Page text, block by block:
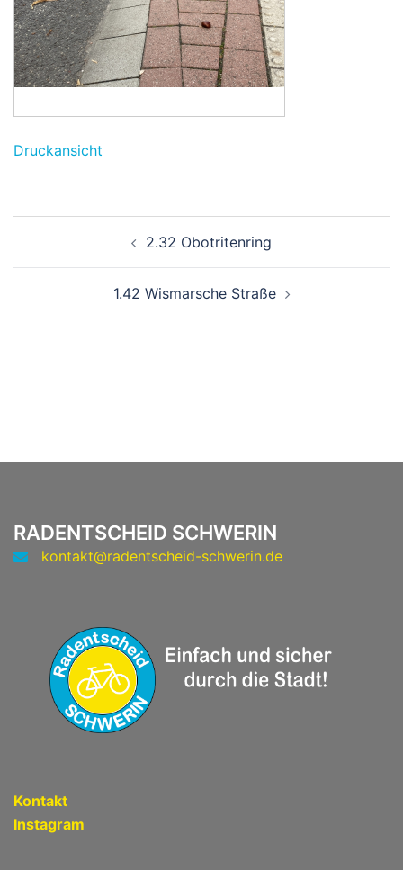
Druckansicht
2.32 Obotritenring
1.42 Wismarsche Straße
RADENTSCHEID SCHWERIN
kontakt@radentscheid-schwerin.de
Kontakt
Instagram